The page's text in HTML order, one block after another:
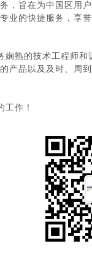
，旨在为中国区用
业的快捷服务，享誉
熟的技术工程师和
产品以及及时、周
作！